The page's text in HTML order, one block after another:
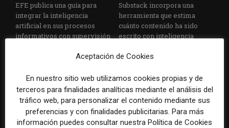
EFE publica una guía para
integrar la inteligencia
artificial en sus procesos
informativos con supervisión
Substack incorpora una
herramienta que estima
cuánto contenido ha sido
escrito con inteligencia
Aceptación de Cookies
En nuestro sitio web utilizamos cookies propias y de
terceros para finalidades analíticas mediante el análisis del
tráfico web, para personalizar el contenido mediante sus
preferencias y con finalidades publicitarias. Para más
información puedes consultar nuestra Política de Cookies